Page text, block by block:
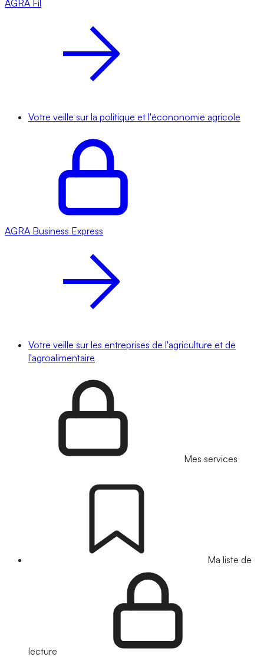
AGRA Fil
Votre veille sur la politique et l'écononomie agricole
AGRA Business Express
Votre veille sur les entreprises de l'agriculture et de
l'agroalimentaire
Mes services
Ma liste de
lecture